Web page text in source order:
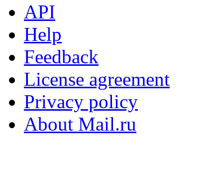
API
Help
Feedback
License agreement
Privacy policy
About Mail.ru